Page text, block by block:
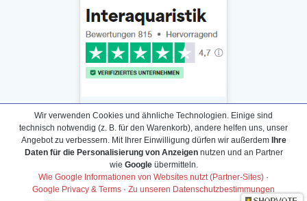
Daten­schutz­erklärung
Widerrufs­recht /Widerrufs­formular
AGB & Info
Wir verwenden Cookies und ähnliche Technologien. Einige sind
technisch notwendig (z. B. für den Warenkorb), andere helfen uns, unser
Angebot zu verbessern. Mit Ihrer Einwilligung dürfen wir außerdem Ihre
Daten für die Personalisierung von Anzeigennutzen und an Partner
wie Googleübermitteln.
Wie Google Informationen von Websites nutzt (Partner-Sites) ·
Google Privacy & Terms · Zu unseren Datenschutzbestimmungen